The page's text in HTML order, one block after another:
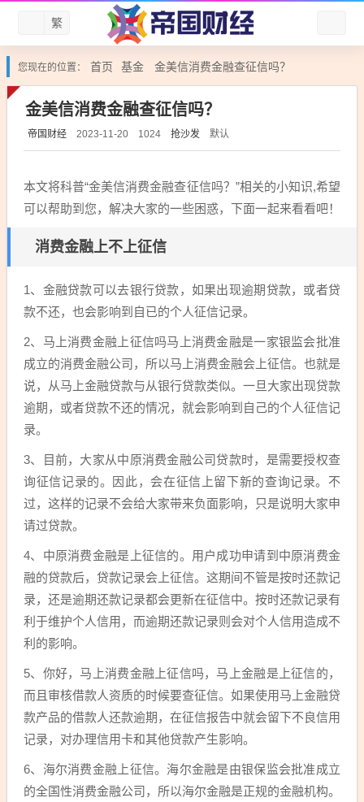
繁
您现在的位置： 首页 基金 金美信消费金融查征信吗？
金美信消费金融查征信吗？
帝国财经 2023-11-20 1024 抢沙发 默认
本文将科普“金美信消费金融查征信吗？”相关的小知识,希望
可以帮助到您，解决大家的一些困惑，下面一起来看看吧！
消费金融上不上征信
1、金融贷款可以去银行贷款，如果出现逾期贷款，或者贷
款不还，也会影响到自已的个人征信记录。
2、马上消费金融上征信吗马上消费金融是一家银监会批准
成立的消费金融公司，所以马上消费金融会上征信。也就是
说，从马上金融贷款与从银行贷款类似。一旦大家出现贷款
逾期，或者贷款不还的情况，就会影响到自己的个人征信记
录。
3、目前，大家从中原消费金融公司贷款时，是需要授权查
询征信记录的。因此，会在征信上留下新的查询记录。不
过，这样的记录不会给大家带来负面影响，只是说明大家申
请过贷款。
4、中原消费金融是上征信的。用户成功申请到中原消费金
融的贷款后，贷款记录会上征信。这期间不管是按时还款记
录，还是逾期还款记录都会更新在征信中。按时还款记录有
利于维护个人信用，而逾期还款记录则会对个人信用造成不
利的影响。
5、你好，马上消费金融上征信吗，马上金融是上征信的，
而且审核借款人资质的时候要查征信。如果使用马上金融贷
款产品的借款人还款逾期，在征信报告中就会留下不良信用
记录，对办理信用卡和其他贷款产生影响。
6、海尔消费金融上征信。海尔金融是由银保监会批准成立
的全国性消费金融公司，所以海尔金融是正规的金融机构。